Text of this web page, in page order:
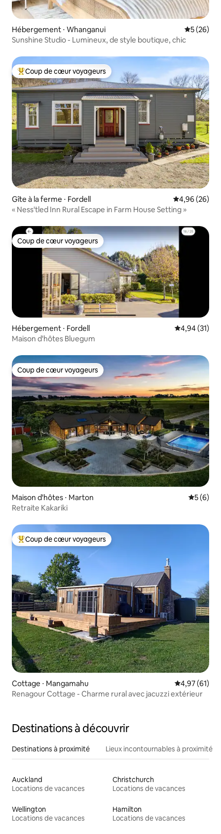
Hébergement ⋅ Whanganui
5 (26)
Sunshine Studio - Lumineux, de style boutique, chic
Coups de cœur voyageurs les plus appréciés
Coup de cœur voyageurs
Gîte à la ferme ⋅ Fordell Évaluation
4,96 (26)
« Ness'tled Inn Rural Escape in Farm House Setting »
Coup de cœur voyageurs
Coup de cœur voyageurs
Hébergement ⋅ Fordell Évaluation
4,94 (31)
Maison d'hôtes Bluegum
Coup de cœur voyageurs
Coup de cœur voyageurs
Maison d'hôtes ⋅ Marton
5 (6)
Retraite Kakariki
Coups de cœur voyageurs les plus appréciés
Coup de cœur voyageurs
Cottage ⋅ Mangamahu Évaluation
4,97 (61)
Renagour Cottage - Charme rural avec jacuzzi extérieur
Destinations à découvrir
Destinations à proximité Lieux incontournables à proximité
Auckland
Locations de vacances
Christchurch
Locations de vacances
Wellington
Locations de vacances
Hamilton
Locations de vacances